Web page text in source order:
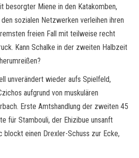
besorgter Miene in den Katakomben,
sozialen Netzwerken verleihen ihren
freien Fall mit teilweise recht
Kann Schalke in der zweiten Halbzeit
unverändert wieder aufs Spielfeld,
aufgrund von muskulären
Erste Amtshandlung der zweiten 45
für Stambouli, der Ehizibue unsanft
blockt einen Drexler-Schuss zur Ecke,